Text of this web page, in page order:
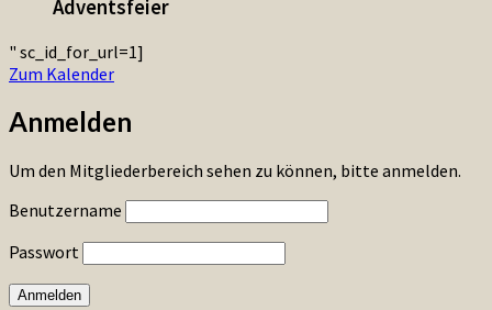
Adventsfeier
" sc_id_for_url=1]
Zum Kalender
Anmelden
Um den Mitgliederbereich sehen zu können, bitte anmelden.
Benutzername
Passwort